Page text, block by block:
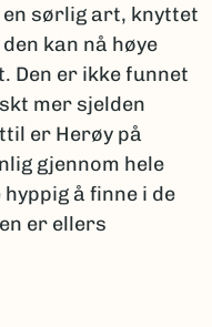
sørlig art, knyttet
kan nå høye
Den er ikke funnet
mer sjelden
er Herøy på
gjennom hele
å finne i de
er ellers